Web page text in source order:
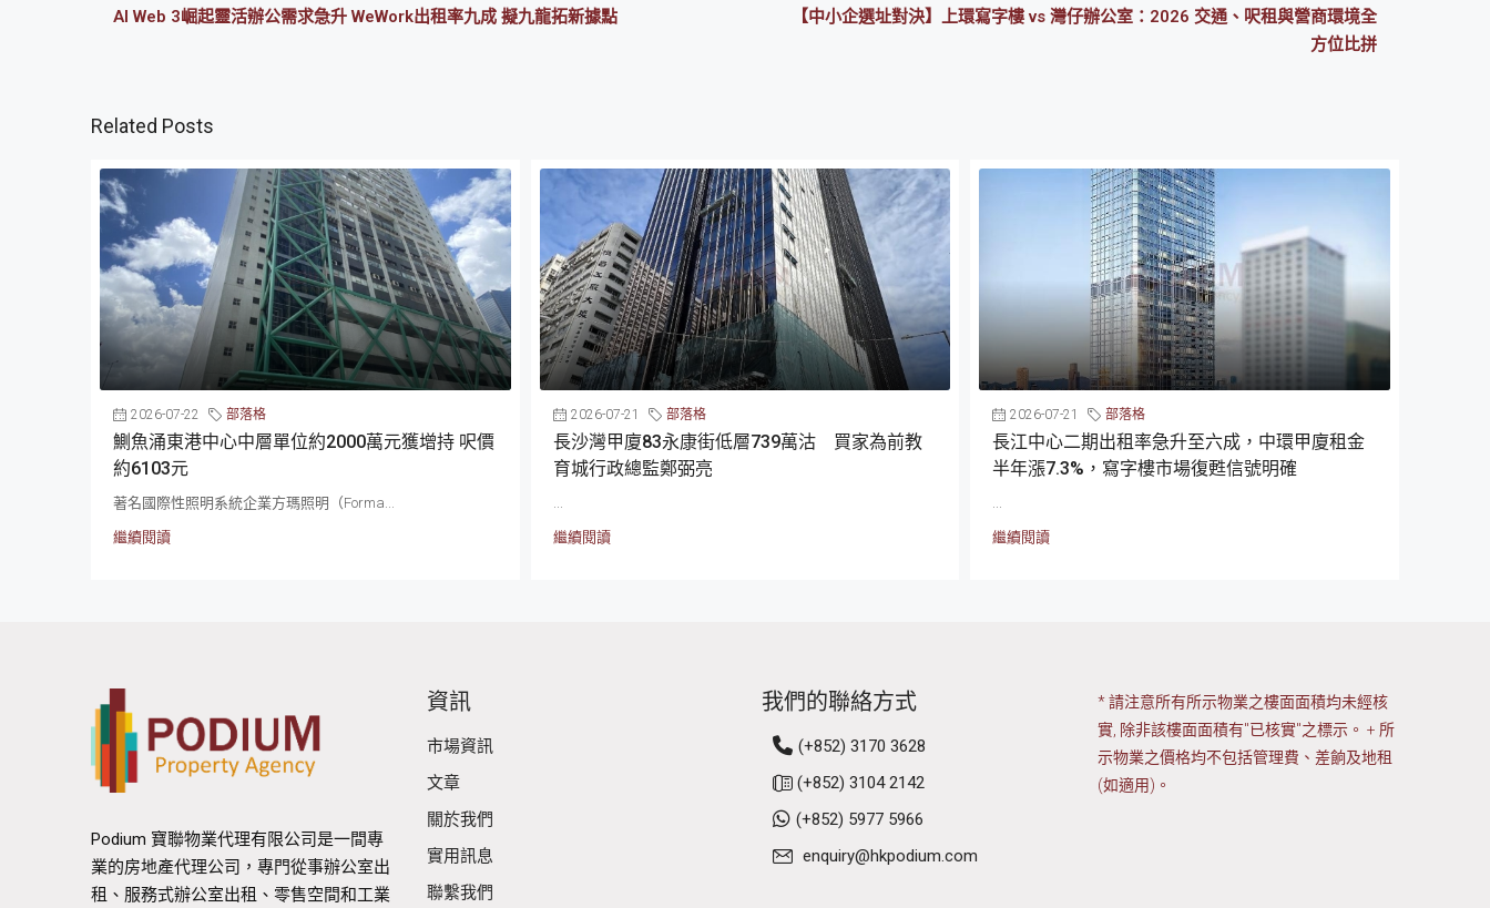
AI Web 3崛起靈活辦公需求急升 WeWork出租率九成 擬九龍拓新據點
【中小企選址對決】上環寫字樓 vs 灣仔辦公室：2026 交通、呎租與營商環境全
方位比拼
Related Posts
2026-07-22 部落格
鰂魚涌東港中心中層單位約2000萬元獲增持 呎價
約6103元
著名國際性照明系統企業方瑪照明（Forma...
繼續閱讀
2026-07-21 部落格
長沙灣甲廈83永康街低層739萬沽 買家為前教
育城行政總監鄭弼亮
繼續閱讀
2026-07-21 部落格
長江中心二期出租率急升至六成，中環甲廈租金
半年漲7.3%，寫字樓市場復甦信號明確
繼續閱讀
Podium 寶聯物業代理有限公司是一間專
業的房地產代理公司，專門從事辦公室出
租、服務式辦公室出租、零售空間和工業
資訊
市場資訊
文章
關於我們
實用訊息
聯繫我們
我們的聯絡方式
(+852) 3170 3628
(+852) 3104 2142
(+852) 5977 5966
enquiry@hkpodium.com
* 請注意所有所示物業之樓面面積均未經核
實, 除非該樓面面積有"已核實"之標示。 + 所
示物業之價格均不包括管理費、差餉及地租
(如適用)。